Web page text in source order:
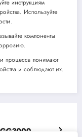
инструкциям
Используйте
компоненты
процесса понимают
и соблюдают их.